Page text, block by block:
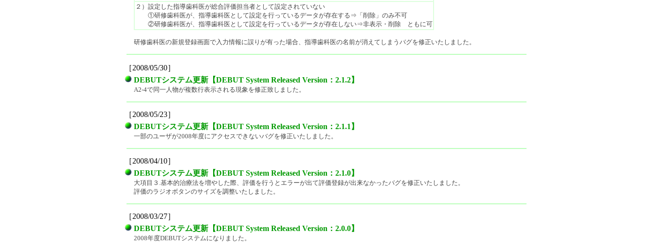
２）設定した指導歯科医が総合評価担当者として設定されていない
①研修歯科医が、指導歯科医として設定を行っているデータが存在する⇒「削除」のみ不可
②研修歯科医が、指導歯科医として設定を行っているデータが存在しない⇒非表示・削除 ともに可
研修歯科医の新規登録画面で入力情報に誤りが有った場合、指導歯科医の名前が消えてしまうバグを修正いたしました。
［2008/05/30］
DEBUTシステム更新【DEBUT System Released Version：2.1.2】
A2-4で同一人物が複数行表示される現象を修正致しました。
［2008/05/23］
DEBUTシステム更新【DEBUT System Released Version：2.1.1】
一部のユーザが2008年度にアクセスできないバグを修正いたしました。
［2008/04/10］
DEBUTシステム更新【DEBUT System Released Version：2.1.0】
大項目３.基本的治療法を増やした際、評価を行うとエラーが出て評価登録が出来なかったバグを修正いたしました。
評価のラジオボタンのサイズを調整いたしました。
［2008/03/27］
DEBUTシステム更新【DEBUT System Released Version：2.0.0】
2008年度DEBUTシステムになりました。